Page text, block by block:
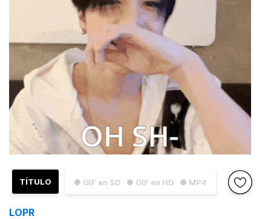
● GIF en SD ● GIF en HD ● MP4
TÍTULO
LOPR